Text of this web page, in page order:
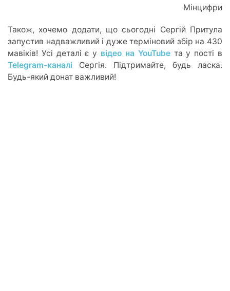
Мінцифри
Також, хочемо додати, що сьогодні Сергій Притула
запустив надважливий і дуже терміновий збір на 430
мавіків! Усі деталі є у відео на YouTubeта у пості в
Telegram-каналі Сергія. Підтримайте, будь ласка.
Будь-який донат важливий!